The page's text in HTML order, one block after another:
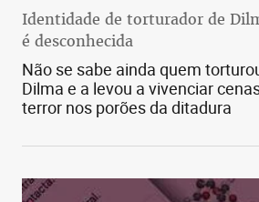
Identidade de torturador de
é desconhecida
Não se sabe ainda quem
Dilma e a levou a vivenciar
terror nos porões da ditadura